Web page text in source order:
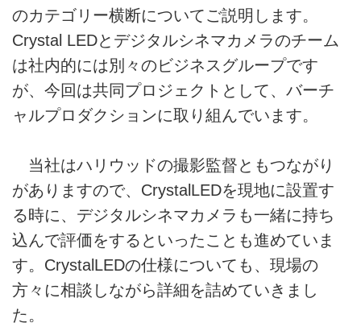
のカテゴリー横断についてご説明します。
Crystal LEDとデジタルシネマカメラのチーム
は社内的には別々のビジネスグループです
が、今回は共同プロジェクトとして、バーチ
ャルプロダクションに取り組んでいます。
当社はハリウッドの撮影監督ともつながり
がありますので、CrystalLEDを現地に設置す
る時に、デジタルシネマカメラも一緒に持ち
込んで評価をするといったことも進めていま
す。CrystalLEDの仕様についても、現場の
方々に相談しながら詳細を詰めていきまし
た。